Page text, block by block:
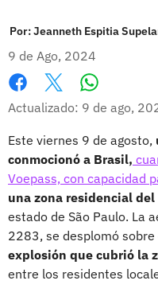
Por:Jeanneth Espitia
9 de Ago, 2024
Facebook
X
Actualizado: 9 de ago,
Este viernes 9 de agosto,
conmocionó a Brasil,
Voepass, con capacidad
una zona residencial
estado de São Paulo. La
2283, se desplomó
explosión que cubrió la
entre los residentes